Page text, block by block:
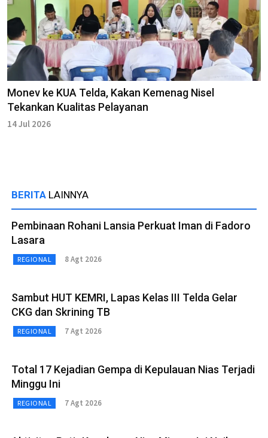
Monev ke KUA Telda, Kakan Kemenag Nisel
Tekankan Kualitas Pelayanan
14 Jul 2026
BERITA LAINNYA
Pembinaan Rohani Lansia Perkuat Iman di Fadoro
Lasara
REGIONAL 8 Agt 2026
Sambut HUT KEMRI, Lapas Kelas III Telda Gelar
CKG dan Skrining TB
REGIONAL 7 Agt 2026
Total 17 Kejadian Gempa di Kepulauan Nias Terjadi
Minggu Ini
REGIONAL 7 Agt 2026